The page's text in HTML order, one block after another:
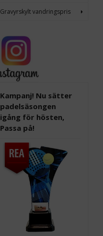
Gravyrskylt vandringspris
Kampanj! Nu sätter
padelsäsongen
igång för hösten,
Passa på!